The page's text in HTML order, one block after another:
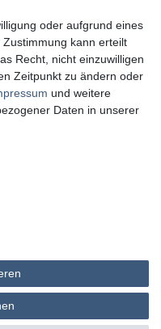
Maschinen
oder aufgrund eines
kann erteilt
Recht, nicht einzuwilligen
Zeitpunkt zu ändern oder
und weitere
Daten in unserer